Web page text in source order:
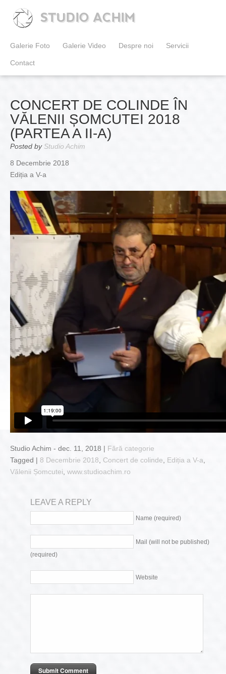
STUDIO ACHIM
Galerie Foto Galerie Video Despre noi Servicii
Contact
CONCERT DE COLINDE ÎN
VĂLENII ȘOMCUTEI 2018
(PARTEA A II-A)
Posted by Studio Achim
8 Decembrie 2018
Ediția a V-a
Studio Achim - dec. 11, 2018 | Fără categorie
Tagged | 8 Decembrie 2018 Concert de colinde Ediția a V-a
Vălenii Șomcutei www.studioachim.ro
LEAVE A REPLY
Name (required)
Mail (will not be published)
(required)
Website